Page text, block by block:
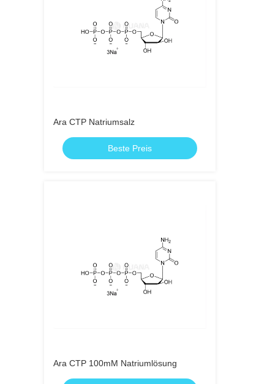
Ara CTP Natriumsalz
Beste Preis
Ara CTP 100mM Natriumlösung